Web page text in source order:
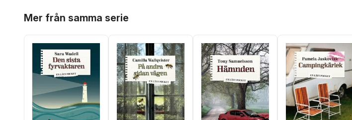
Mer från samma serie